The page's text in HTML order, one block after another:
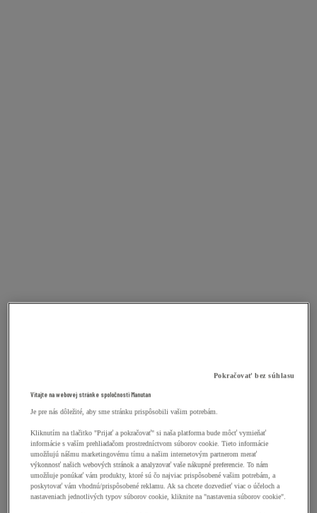
Pokračovať bez súhlasu
Vitajte na webovej stránke spoločnosti Manutan
Je pre nás dôležité, aby sme stránku prispôsobili vašim potrebám.
Kliknutím na tlačitko "Prijať a pokračovať" si naša platforma bude môcť vymieňať
informácie s vaším prehliadačom prostredníctvom súborov cookie. Tieto informácie
umožňujú nášmu marketingovému tímu a našim internetovým partnerom merať
výkonnosť našich webových stránok a analyzovať vaše nákupné preferencie. To nám
umožňuje ponúkať vám produkty, ktoré sú čo najviac prispôsobené vašim potrebám, a
poskytovať vám vhodnú/prispôsobené reklamu. Ak sa chcete dozvedieť viac o účeloch a
nastaveniach jednotlivých typov súborov cookie, kliknite na "nastavenia súborov cookie".